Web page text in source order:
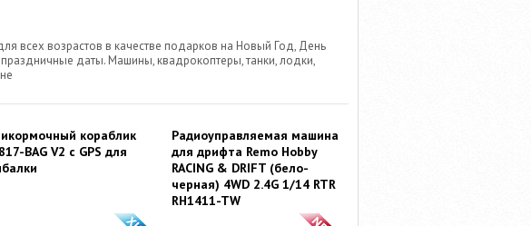
всех возрастов в качестве подарков на Новый Год, День
даты. Машины, квадрокоптеры, танки, лодки,
кораблик
BAG V2 с GPS для
Радиоуправляемая машина
для дрифта Remo Hobby
RACING & DRIFT (бело-
черная) 4WD 2.4G 1/14 RTR
RH1411-TW